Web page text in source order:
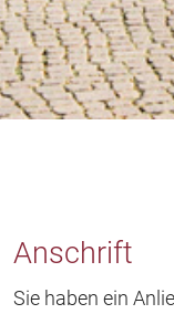
Anschrift
Sie haben ein